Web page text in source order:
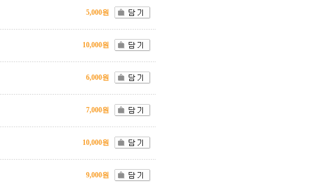
5,000원
10,000원
6,000원
7,000원
10,000원
9,000원